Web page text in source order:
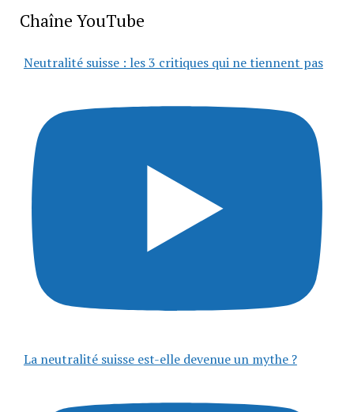
Chaîne YouTube
Neutralité suisse : les 3 critiques qui ne tiennent pas
La neutralité suisse est-elle devenue un mythe ?